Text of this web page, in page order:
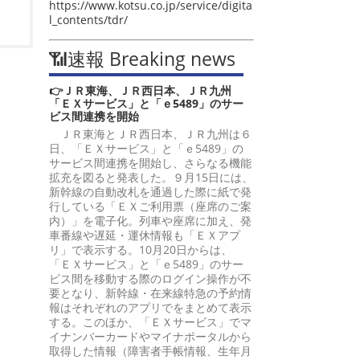
https://www.kotsu.co.jp/service/digita
l_contents/tdr/
📶速報 Breaking news
👉ＪＲ東海、ＪＲ西日本、ＪＲ九州
「ＥＸサービス」と「ｅ5489」のサー
ビス間連携を開始
ＪＲ東海とＪＲ西日本、ＪＲ九州は６
日、「ＥＸサービス」と「ｅ5489」の
サービス間連携を開始し、さらなる機能
拡充を図ると発表した。９月15日には、
新幹線の自動改札を通過した際に紙で発
行している「ＥＸご利用票（座席のご案
内）」を電子化。列車や座席に加え、発
車番線や遅延・運休情報も「ＥＸアプ
リ」で表示する。10月20日からは、
「ＥＸサービス」と「ｅ5489」のサー
ビス間を移動する際のログイン操作が不
要となり、新幹線・在来線特急の予約情
報はそれぞれのアプリでをまとめて表示
する。このほか、「ＥＸサービス」でマ
イナンバーカードやマイナポータルから
取得した情報（障害者手帳情報、生年月